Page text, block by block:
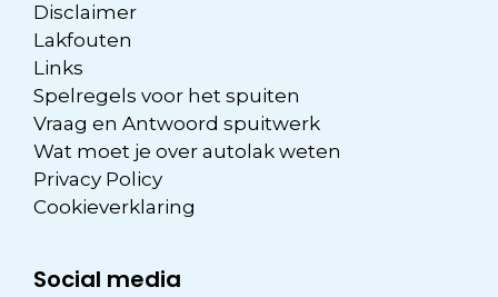
Disclaimer
Lakfouten
Links
Spelregels voor het spuiten
Vraag en Antwoord spuitwerk
Wat moet je over autolak weten
Privacy Policy
Cookieverklaring
Social media